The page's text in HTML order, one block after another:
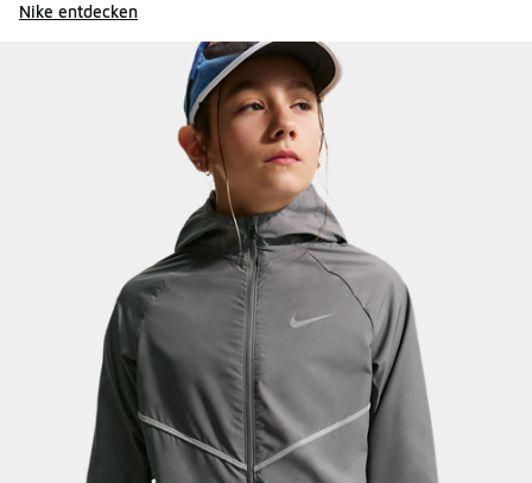
Nike entdecken